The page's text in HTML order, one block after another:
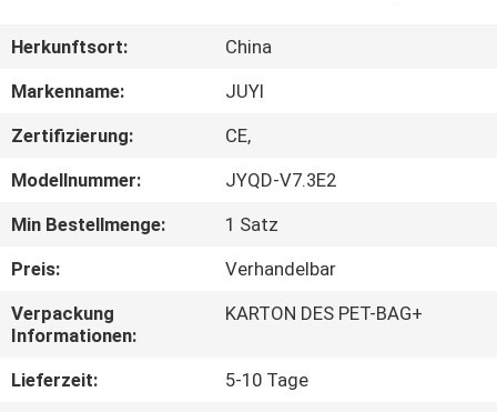
ÜBER
UNS
WERKSBESICHTIGUNG
QUALITÄTSKONTROLLE
KONTAKT
MIT
UNS
Herkunftsort:
China
Markenname:
JUYI
Zertifizierung:
CE,
Modellnummer:
JYQD-V7.3E2
Min Bestellmenge:
1 Satz
Preis:
Verhandelbar
Verpackung
Informationen:
KARTON DES PET-BAG+
Lieferzeit:
5-10 Tage